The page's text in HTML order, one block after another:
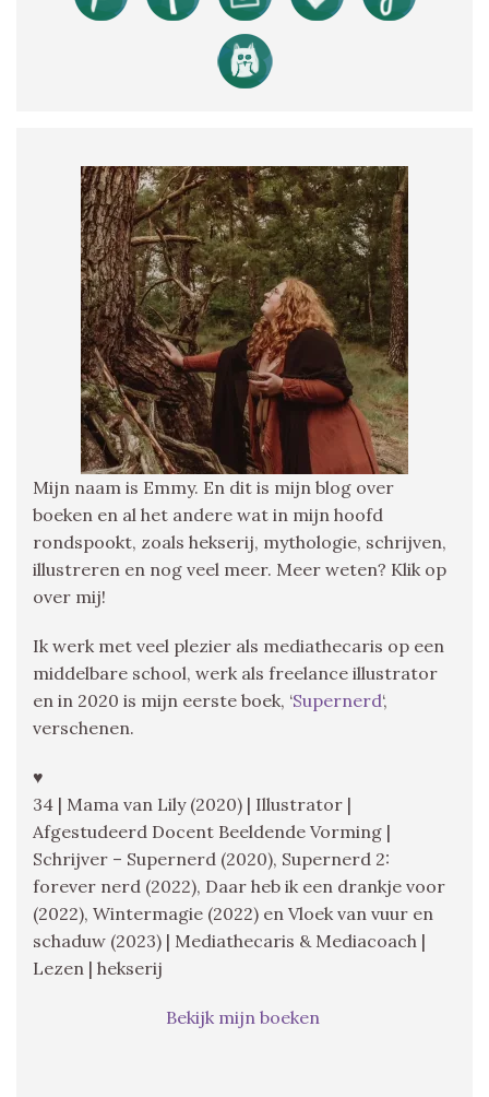
Mijn naam is Emmy. En dit is mijn blog over
boeken en al het andere wat in mijn hoofd
rondspookt, zoals hekserij, mythologie, schrijven,
illustreren en nog veel meer. Meer weten? Klik op
over mij!
Ik werk met veel plezier als mediathecaris op een
middelbare school, werk als freelance illustrator
en in 2020 is mijn eerste boek, ‘Supernerd‘,
verschenen.
♥
34 | Mama van Lily (2020) | Illustrator |
Afgestudeerd Docent Beeldende Vorming |
Schrijver – Supernerd (2020), Supernerd 2:
forever nerd (2022), Daar heb ik een drankje voor
(2022), Wintermagie (2022) en Vloek van vuur en
schaduw (2023) | Mediathecaris & Mediacoach |
Lezen | hekserij
Bekijk mijn boeken